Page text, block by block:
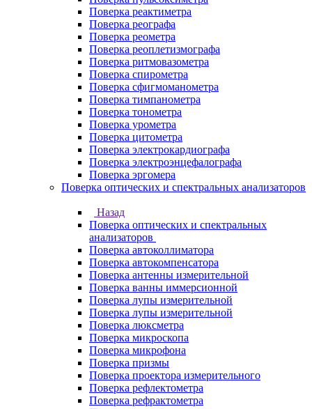
Поверка реактиметра
Поверка реографа
Поверка реометра
Поверка реоплетизмографа
Поверка ритмовазометра
Поверка спирометра
Поверка сфигмоманометра
Поверка тимпанометра
Поверка тонометра
Поверка урометра
Поверка цитометра
Поверка электрокардиографа
Поверка электроэнцефалографа
Поверка эргомера
Поверка оптических и спектральных анализаторов
Назад
Поверка оптических и спектральных
анализаторов
Поверка автоколлиматора
Поверка автокомпенсатора
Поверка антенны измерительной
Поверка ванны иммерсионной
Поверка лупы измерительной
Поверка лупы измерительной
Поверка люксметра
Поверка микроскопа
Поверка микрофона
Поверка призмы
Поверка проектора измерительного
Поверка рефлектометра
Поверка рефрактометра